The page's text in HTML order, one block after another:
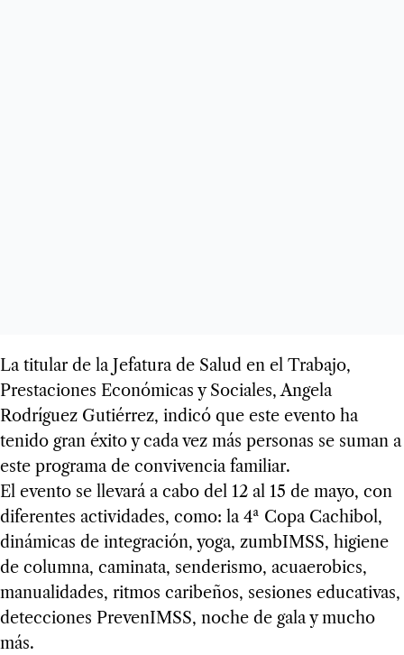
La titular de la Jefatura de Salud en el Trabajo,
Prestaciones Económicas y Sociales, Angela
Rodríguez Gutiérrez, indicó que este evento ha
tenido gran éxito y cada vez más personas se suman a
este programa de convivencia familiar.
El evento se llevará a cabo del 12 al 15 de mayo, con
diferentes actividades, como: la 4ª Copa Cachibol,
dinámicas de integración, yoga, zumbIMSS, higiene
de columna, caminata, senderismo, acuaerobics,
manualidades, ritmos caribeños, sesiones educativas,
detecciones PrevenIMSS, noche de gala y mucho
más.